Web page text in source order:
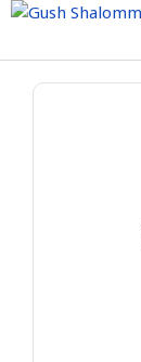
Skip
content